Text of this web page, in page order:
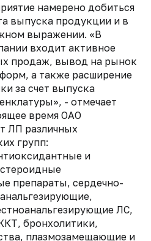
намерено добиться
выпуска продукции и в
выражении. «В
входит активное
продаж, вывод на рынок
а также расширение
за счет выпуска
- отмечает
время ОАО
ЛП различных
групп:
и
препараты, сердечно-
ЛС,
бронхолитики,
плазмозамещающие и